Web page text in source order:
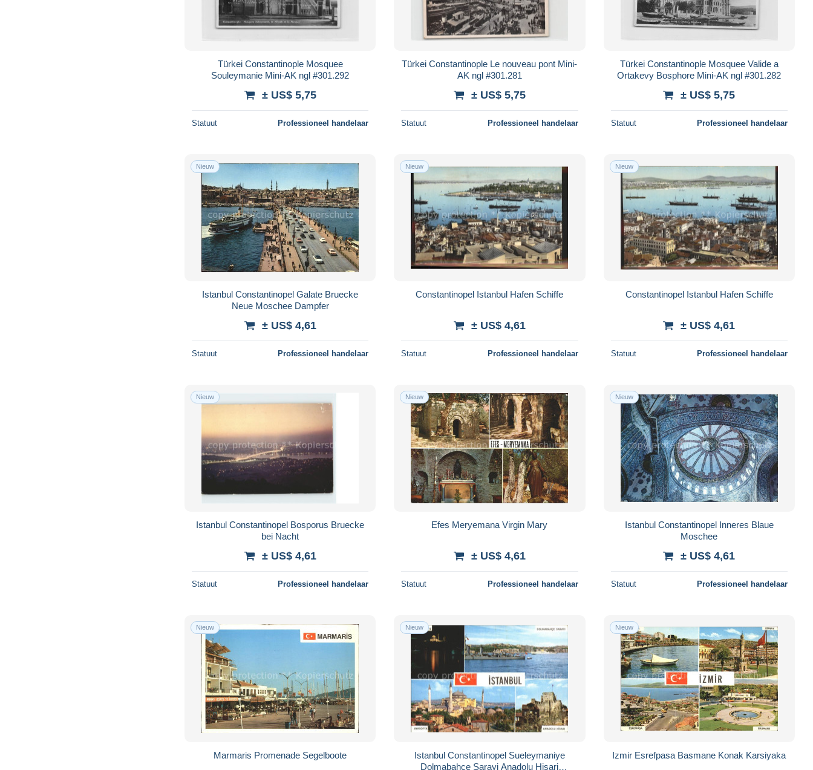
Türkei Constantinople Mosquee
Souleymanie Mini-AK ngl #301.292
± US$ 5,75
Statuut Professioneel handelaar
Türkei Constantinople Le nouveau pont Mini-
AK ngl #301.281
± US$ 5,75
Statuut Professioneel handelaar
Türkei Constantinople Mosquee Valide a
Ortakevy Bosphore Mini-AK ngl #301.282
± US$ 5,75
Statuut Professioneel handelaar
Nieuw
Istanbul Constantinopel Galate Bruecke
Neue Moschee Dampfer
± US$ 4,61
Statuut Professioneel handelaar
Nieuw
Constantinopel Istanbul Hafen Schiffe
± US$ 4,61
Statuut Professioneel handelaar
Nieuw
Constantinopel Istanbul Hafen Schiffe
± US$ 4,61
Statuut Professioneel handelaar
Nieuw
Istanbul Constantinopel Bosporus Bruecke
bei Nacht
± US$ 4,61
Statuut Professioneel handelaar
Nieuw
Efes Meryemana Virgin Mary
± US$ 4,61
Statuut Professioneel handelaar
Nieuw
Istanbul Constantinopel Inneres Blaue
Moschee
± US$ 4,61
Statuut Professioneel handelaar
Nieuw
Marmaris Promenade Segelboote
Nieuw
Istanbul Constantinopel Sueleymaniye
Dolmabahce Sarayi Anadolu Hisari
Nieuw
Izmir Esrefpasa Basmane Konak Karsiyaka